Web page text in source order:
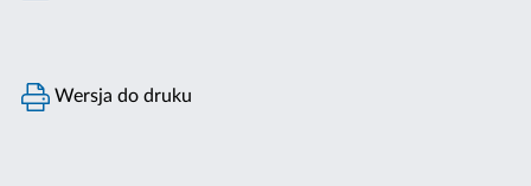
Wersja do druku